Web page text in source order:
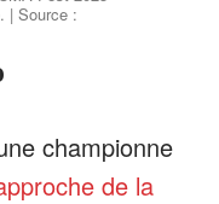
| Source :
championne
de la